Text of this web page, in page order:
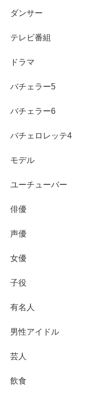
ダンサー
テレビ番組
ドラマ
バチェラー5
バチェラー6
バチェロレッテ4
モデル
ユーチューバー
俳優
声優
女優
子役
有名人
男性アイドル
芸人
飲食